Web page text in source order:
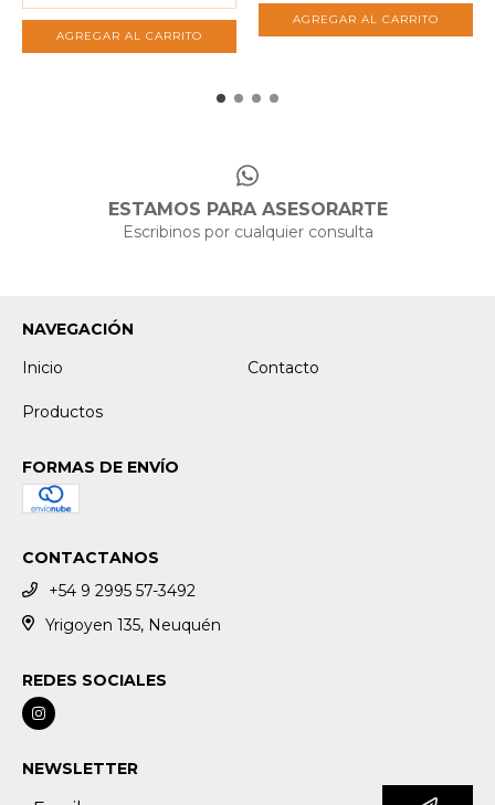
ESTAMOS PARA ASESORARTE
Escribinos por cualquier consulta
NAVEGACIÓN
Inicio
Contacto
Productos
FORMAS DE ENVÍO
CONTACTANOS
+54 9 2995 57-3492
Yrigoyen 135, Neuquén
REDES SOCIALES
NEWSLETTER